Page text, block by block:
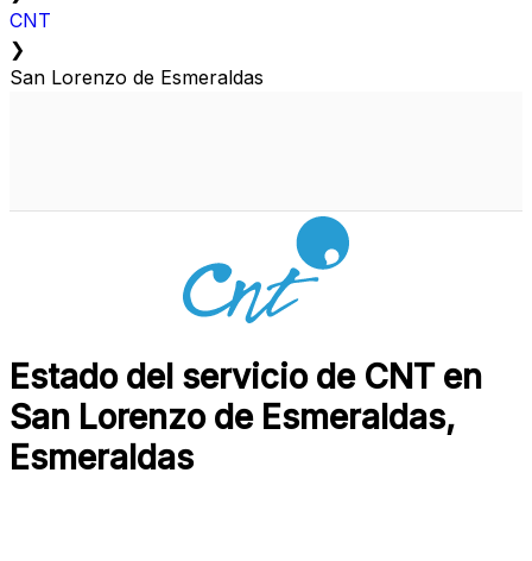
CNT
❯
San Lorenzo de Esmeraldas
Estado del servicio de CNT en
San Lorenzo de Esmeraldas,
Esmeraldas